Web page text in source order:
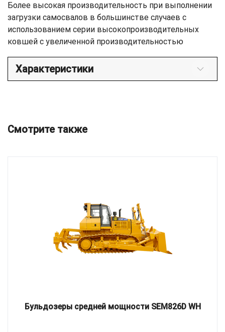
Более высокая производительность при выполнении
загрузки самосвалов в большинстве случаев с
использованием серии высокопроизводительных
ковшей с увеличенной производительностью
Характеристики
Смотрите также
Бульдозеры средней мощности SEM826D WH